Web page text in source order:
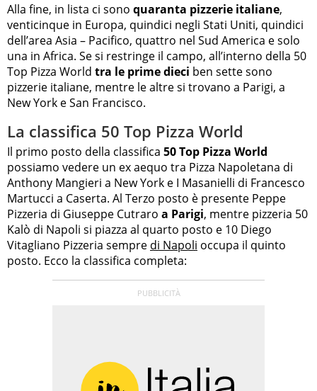
Alla fine, in lista ci sono quaranta pizzerie italiane,
venticinque in Europa, quindici negli Stati Uniti, quindici
dell’area Asia – Pacifico, quattro nel Sud America e solo
una in Africa. Se si restringe il campo, all’interno della 50
Top Pizza World tra le prime dieci ben sette sono
pizzerie italiane, mentre le altre si trovano a Parigi, a
New York e San Francisco.
La classifica 50 Top Pizza World
Il primo posto della classifica 50 Top Pizza World
possiamo vedere un ex aequo tra Pizza Napoletana di
Anthony Mangieri a New York e I Masanielli di Francesco
Martucci a Caserta. Al Terzo posto è presente Peppe
Pizzeria di Giuseppe Cutraro a Parigi, mentre pizzeria 50
Kalò di Napoli si piazza al quarto posto e 10 Diego
Vitagliano Pizzeria sempre di Napoli occupa il quinto
posto. Ecco la classifica completa: